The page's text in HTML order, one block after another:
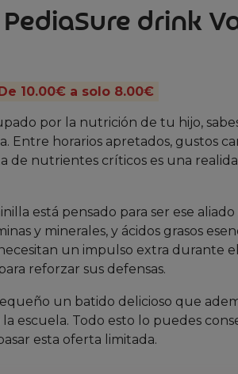
drink
De 10.00€ a solo 8.00€
por la nutrición de tu hijo,
Entre horarios apretados, gustos
de nutrientes críticos es una
está pensado para ser ese
y minerales, y ácidos grasos
un impulso extra durante
reforzar sus defensas.
un batido delicioso que
escuela. Todo esto lo puedes
esta oferta limitada.